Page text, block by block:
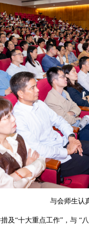
与会师生认
及“十大重点工作”，与 “